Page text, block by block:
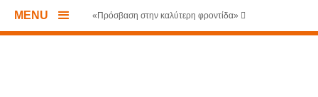
MENU «Πρόσβαση στην καλύτερη φροντίδα» 